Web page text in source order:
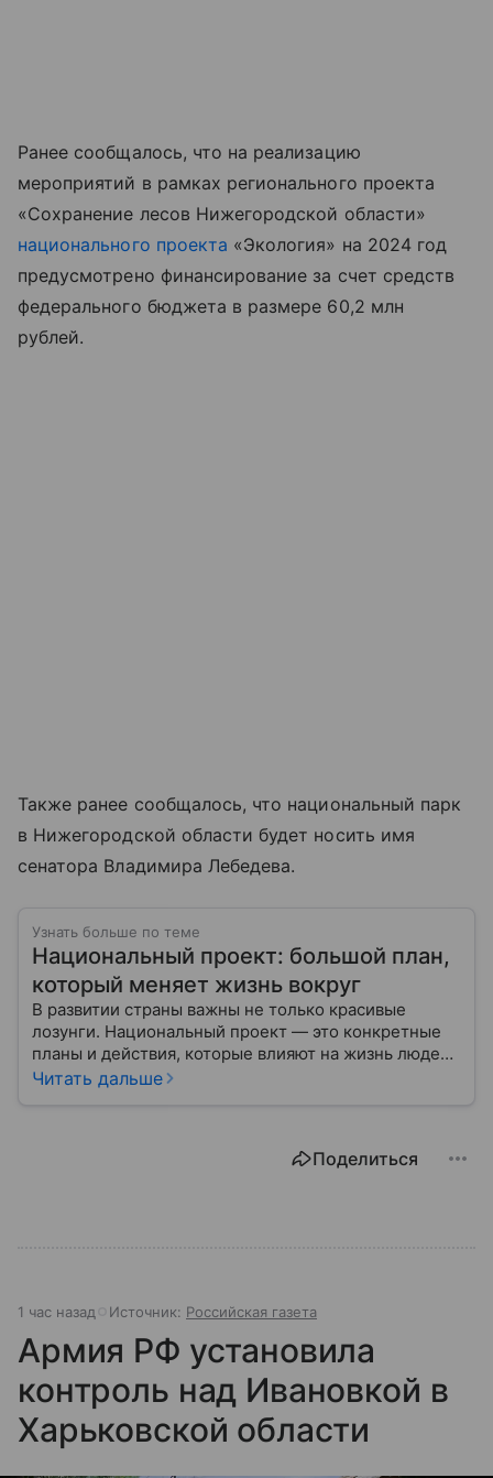
Ранее сообщалось, что на реализацию
мероприятий в рамках регионального проекта
«Сохранение лесов Нижегородской области»
национального проекта «Экология» на 2024 год
предусмотрено финансирование за счет средств
федерального бюджета в размере 60,2 млн
рублей.
Также ранее сообщалось, что национальный парк
в Нижегородской области будет носить имя
сенатора Владимира Лебедева.
Узнать больше по теме
Национальный проект: большой план,
который меняет жизнь вокруг
В развитии страны важны не только красивые
лозунги. Национальный проект — это конкретные
планы и действия, которые влияют на жизнь людей
уже сегодня.
Читать дальше
Поделиться
1 час назад Источник: Российская газета
Армия РФ установила
контроль над Ивановкой в
Харьковской области